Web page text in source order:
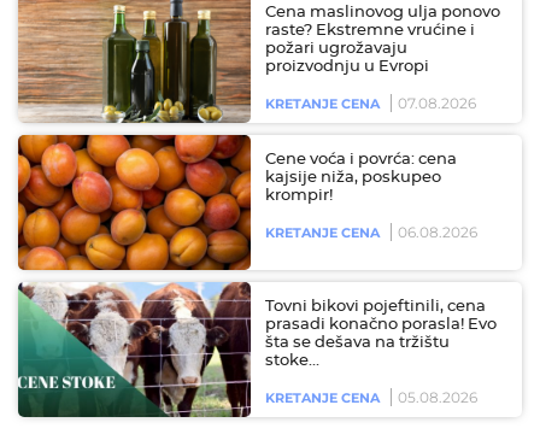
Cena maslinovog ulja ponovo
raste? Ekstremne vrućine i
požari ugrožavaju
proizvodnju u Evropi
KRETANJE CENA 07.08.2026
Cene voća i povrća: cena
kajsije niža, poskupeo
krompir!
KRETANJE CENA 06.08.2026
Tovni bikovi pojeftinili, cena
prasadi konačno porasla! Evo
šta se dešava na tržištu
stoke…
KRETANJE CENA 05.08.2026